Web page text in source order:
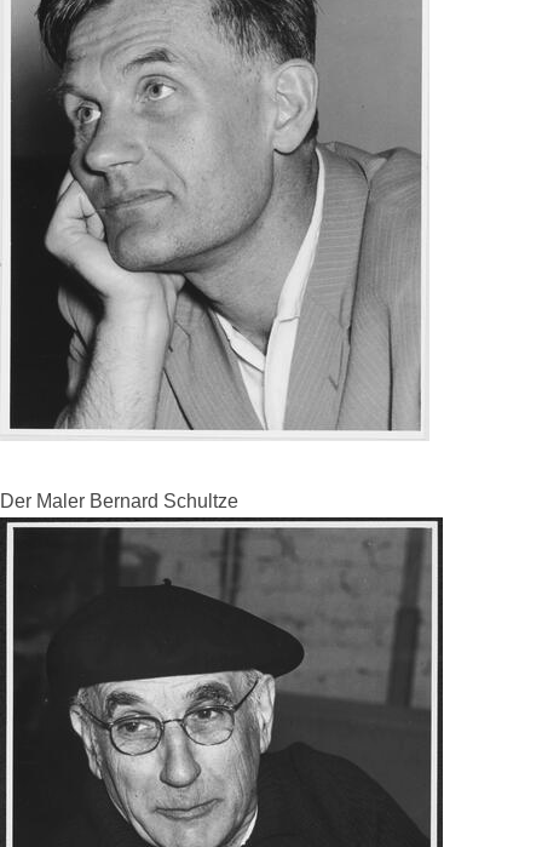
Der Maler Bernard Schultze